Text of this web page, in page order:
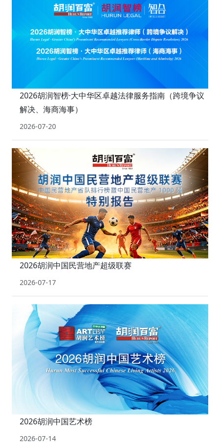
2026胡润智榜·大中华区卓越法律服务指南（跨境争议
解决、海商海事）
2026-07-20
2026胡润中国民营地产超级联赛
2026-07-17
2026胡润中国艺术榜
2026-07-14